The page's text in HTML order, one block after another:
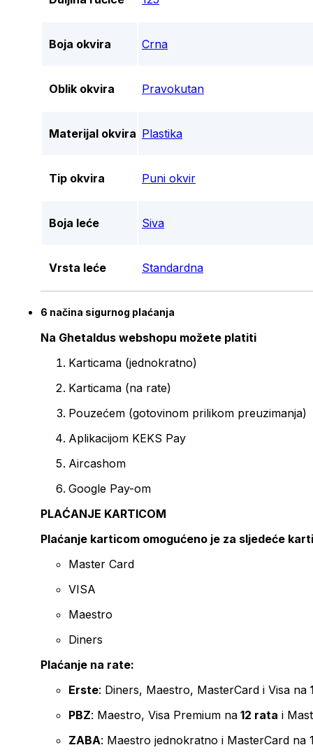
Boja okvira Crna
Oblik okvira Pravokutan
Materijal okvira Plastika
Tip okvira Puni okvir
Boja leće Siva
Vrsta leće Standardna
6 načina sigurnog plaćanja
Na Ghetaldus webshopu možete platiti
Karticama (jednokratno)
Karticama (na rate)
Pouzećem (gotovinom prilikom preuzimanja)
Aplikacijom KEKS Pay
Aircashom
Google Pay-om
PLAĆANJE KARTICOM
Plaćanje karticom omogućeno je za sljedeće
Master Card
VISA
Maestro
Diners
Plaćanje na rate:
Erste: Diners, Maestro, MasterCard i Visa na
PBZ: Maestro, Visa Premium na 12 rata i
ZABA: Maestro jednokratno i MasterCard na